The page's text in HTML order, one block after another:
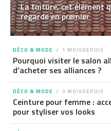
La toiture, cet élément
regarde en premier
DÉCO & MODE 1 MOISDEPUIS
Pourquoi visiter le salon
d’acheter ses alliances ?
DÉCO & MODE 3 MOISDEPUIS
Ceinture pour femme :
pour styliser vos looks